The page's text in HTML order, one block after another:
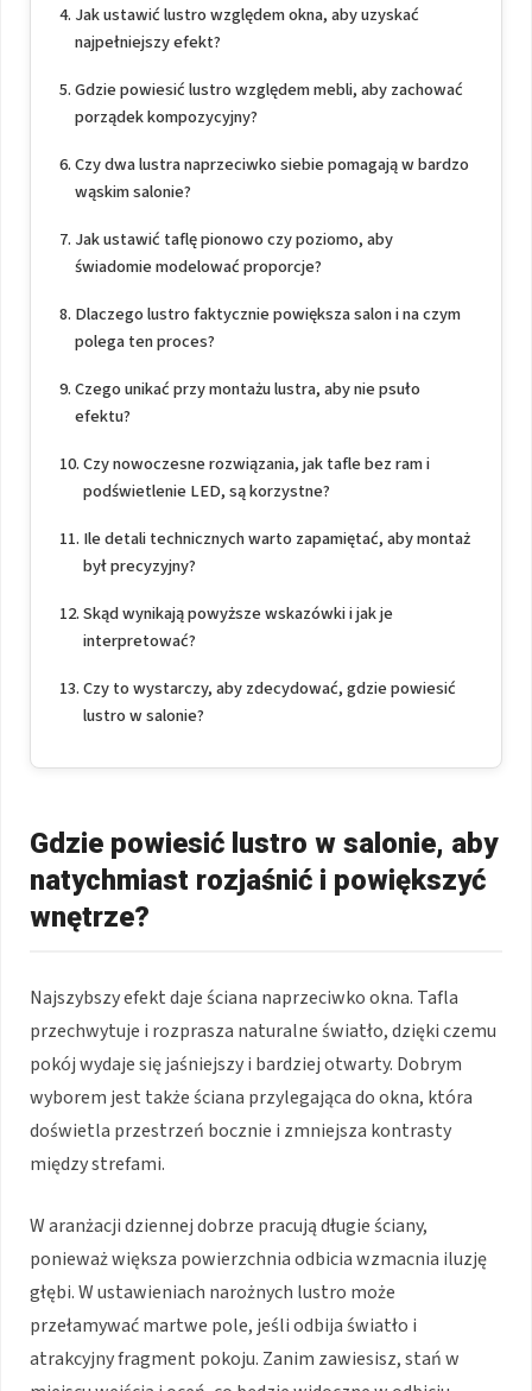
Jak ustawić lustro względem okna, aby uzyskać
najpełniejszy efekt?
Gdzie powiesić lustro względem mebli, aby zachować
porządek kompozycyjny?
Czy dwa lustra naprzeciwko siebie pomagają w bardzo
wąskim salonie?
Jak ustawić taflę pionowo czy poziomo, aby
świadomie modelować proporcje?
Dlaczego lustro faktycznie powiększa salon i na czym
polega ten proces?
Czego unikać przy montażu lustra, aby nie psuło
efektu?
Czy nowoczesne rozwiązania, jak tafle bez ram i
podświetlenie LED, są korzystne?
Ile detali technicznych warto zapamiętać, aby montaż
był precyzyjny?
Skąd wynikają powyższe wskazówki i jak je
interpretować?
Czy to wystarczy, aby zdecydować, gdzie powiesić
lustro w salonie?
Gdzie powiesić lustro w salonie, aby
natychmiast rozjaśnić i powiększyć
wnętrze?
Najszybszy efekt daje ściana naprzeciwko okna. Tafla
przechwytuje i rozprasza naturalne światło, dzięki czemu
pokój wydaje się jaśniejszy i bardziej otwarty. Dobrym
wyborem jest także ściana przylegająca do okna, która
doświetla przestrzeń bocznie i zmniejsza kontrasty
między strefami.
W aranżacji dziennej dobrze pracują długie ściany,
ponieważ większa powierzchnia odbicia wzmacnia iluzję
głębi. W ustawieniach narożnych lustro może
przełamywać martwe pole, jeśli odbija światło i
atrakcyjny fragment pokoju. Zanim zawiesisz, stań w